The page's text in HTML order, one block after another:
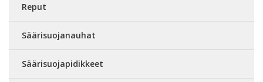
Reput
Säärisuojanauhat
Säärisuojapidikkeet